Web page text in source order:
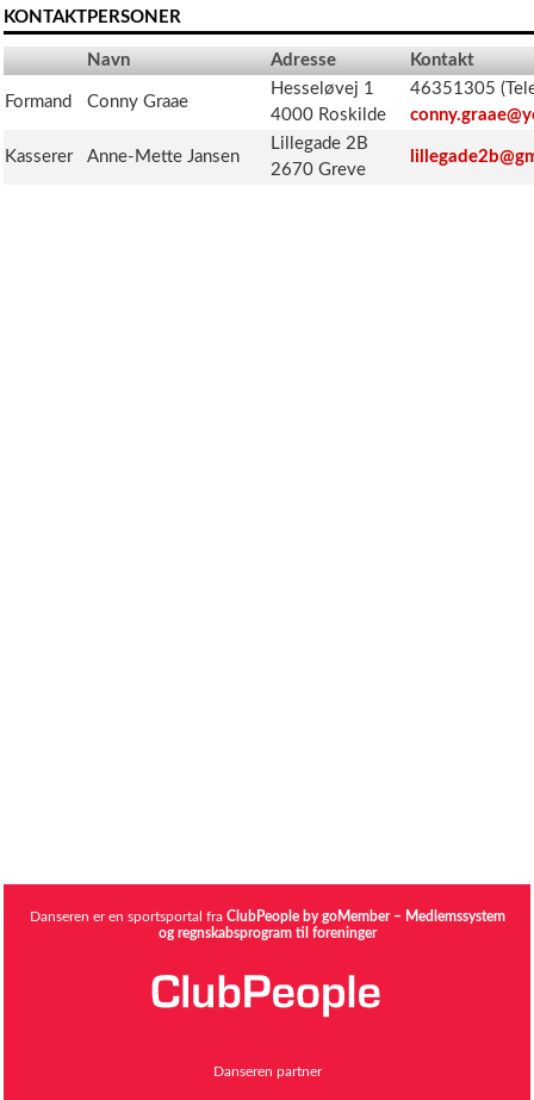
KONTAKTPERSONER
Navn Adresse Kontakt
Formand Conny Graae
Hesseløvej 1
4000 Roskilde
46351305
Kasserer Anne-Mette Jansen
Lillegade 2B
2670 Greve
Danseren er en sportsportal fra ClubPeople by goMember – Medlemssystem
og regnskabsprogram til foreninger
Danseren partner